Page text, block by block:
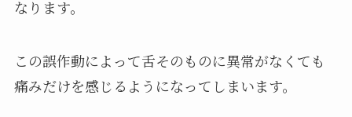
なります。
この誤作動によって舌そのものに異常がなくても
痛みだけを感じるようになってしまいます。